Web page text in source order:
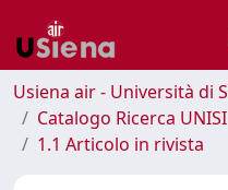
Usiena air - Università di
Catalogo Ricerca UNISI
1.1 Articolo in rivista